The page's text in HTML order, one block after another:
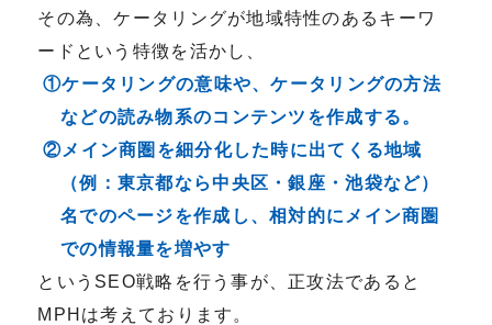
その為、ケータリングが地域特性のあるキーワ
ードという特徴を活かし、
①ケータリングの意味や、ケータリングの方法
などの読み物系のコンテンツを作成する。
②メイン商圏を細分化した時に出てくる地域
（例：東京都なら中央区・銀座・池袋など）
名でのページを作成し、相対的にメイン商圏
での情報量を増やす
というSEO戦略を行う事が、正攻法であると
MPHは考えております。